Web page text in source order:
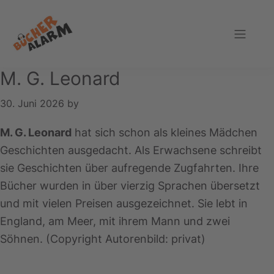
Hauptnavigation
springen
springen
Fußzeile
springen
M. G. Leonard
30. Juni 2026 by
M. G. Leonard hat sich schon als kleines Mädchen
Geschichten ausgedacht. Als Erwachsene schreibt
sie Geschichten über aufregende Zugfahrten. Ihre
Bücher wurden in über vierzig Sprachen übersetzt
und mit vielen Preisen ausgezeichnet. Sie lebt in
England, am Meer, mit ihrem Mann und zwei
Söhnen. (Copyright Autorenbild: privat)